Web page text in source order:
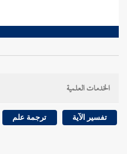
الخدمات العلمية
تفسير الآية ترجمة علم